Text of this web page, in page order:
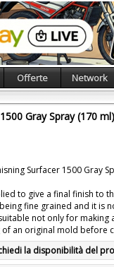
Offerte Network
Gray Spray (170 ml)
Surfacer 1500 Gray
to give a final finish to
fine grained and it is
not only for
an original mold before
la disponibilità del